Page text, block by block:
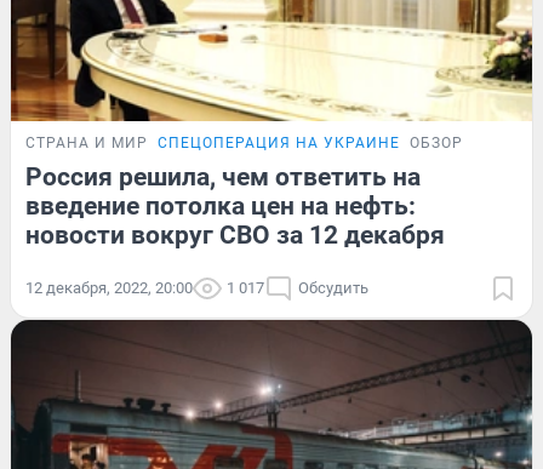
СТРАНА И МИР СПЕЦОПЕРАЦИЯ НА УКРАИНЕ ОБЗОР
Россия решила, чем ответить на
введение потолка цен на нефть:
новости вокруг СВО за 12 декабря
12 декабря, 2022, 20:00 1 017 Обсудить